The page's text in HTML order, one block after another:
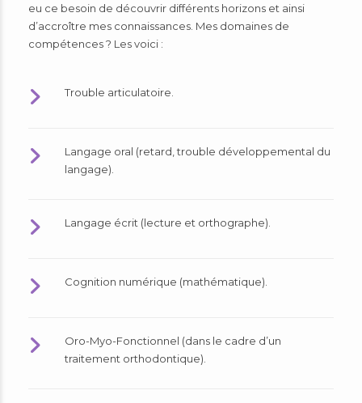
eu ce besoin de découvrir différents horizons et ainsi
d’accroître mes connaissances. Mes domaines de
compétences ? Les voici :
Trouble articulatoire.
Langage oral (retard, trouble développemental du
langage).
Langage écrit (lecture et orthographe).
Cognition numérique (mathématique).
Oro-Myo-Fonctionnel (dans le cadre d’un
traitement orthodontique).